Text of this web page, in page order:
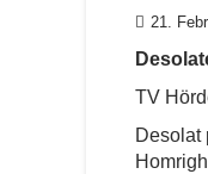
21.
TV
Desolat